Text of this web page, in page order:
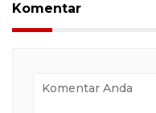
Komentar